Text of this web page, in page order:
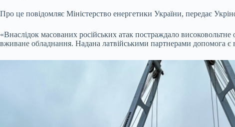
Про це повідомляє Міністерство енергетики України, передає
«Внаслідок масованих російських атак постраждало
вживане обладнання. Надана латвійськими партнерами допомога є